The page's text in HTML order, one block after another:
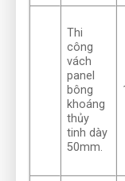
Thi
công
vách
panel
bông
khoáng
thủy
tinh dày
50mm.